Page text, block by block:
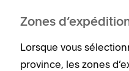
Zones
Lorsque vous
province, les zones